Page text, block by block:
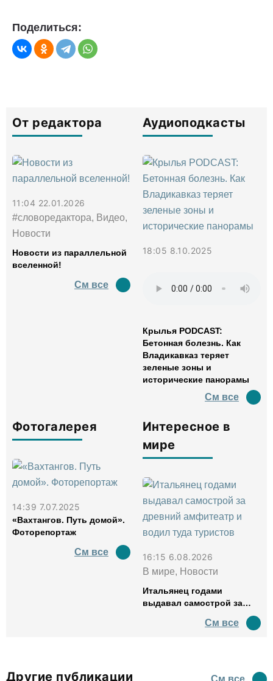
Поделиться:
От редактора
11:04 22.01.2026
#словоредактора, Видео,
Новости
Новости из параллельной
вселенной!
См все
Аудиоподкасты
18:05 8.10.2025
Крылья PODCAST:
Бетонная болезнь. Как
Владикавказ теряет
зеленые зоны и
исторические панорамы
См все
Фотогалерея
14:39 7.07.2025
«Вахтангов. Путь домой».
Фоторепортаж
См все
Интересное в
мире
16:15 6.08.2026
В мире, Новости
Итальянец годами
выдавал самострой за
водил туда туристов
См все
Другие публикации См все